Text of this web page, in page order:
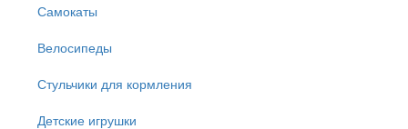
Самокаты
Велосипеды
Стульчики для кормления
Детские игрушки